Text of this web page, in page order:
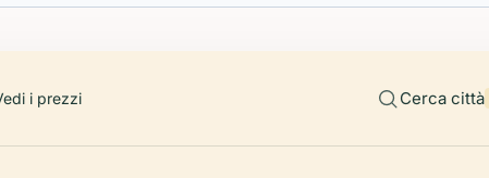
i prezzi Cerca città